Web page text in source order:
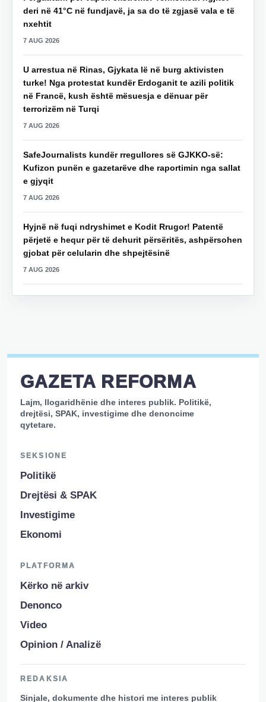
deri në 41°C në fundjavë, ja sa do të zgjasë vala e të
nxehtit
7 AUG 2026
U arrestua në Rinas, Gjykata lë në burg aktivisten
turke! Nga protestat kundër Erdoganit te azili politik
në Francë, kush është mësuesja e dënuar për
terrorizëm në Turqi
7 AUG 2026
SafeJournalists kundër rregullores së GJKKO-së:
Kufizon punën e gazetarëve dhe raportimin nga sallat
e gjyqit
7 AUG 2026
Hyjnë në fuqi ndryshimet e Kodit Rrugor! Patentë
përjetë e hequr për të dehurit përsëritës, ashpërsohen
gjobat për celularin dhe shpejtësinë
7 AUG 2026
GAZETA REFORMA
Lajm, llogaridhënie dhe interes publik. Politikë,
drejtësi, SPAK, investigime dhe denoncime
qytetare.
SEKSIONE
Politikë
Drejtësi & SPAK
Investigime
Ekonomi
PLATFORMA
Kërko në arkiv
Denonco
Video
Opinion / Analizë
REDAKSIA
Sinjale, dokumente dhe histori me interes publik